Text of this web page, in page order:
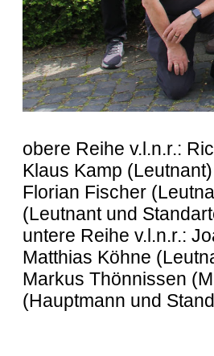
obere Reihe v.l.n.r.:
Klaus Kamp
Florian Fischer
(Leutnant und
untere Reihe v.l.n.r.:
Matthias Köhne
Markus Thönnissen
(Hauptmann und